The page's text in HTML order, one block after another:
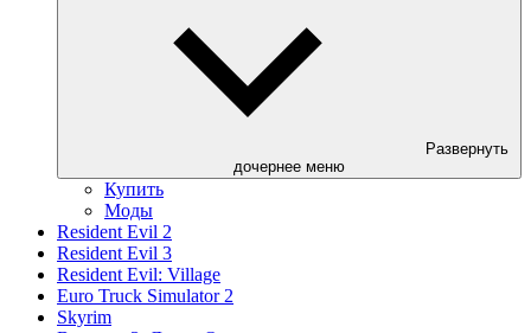
Развернуть
дочернее меню
Купить
Моды
Resident Evil 2
Resident Evil 3
Resident Evil: Village
Euro Truck Simulator 2
Skyrim